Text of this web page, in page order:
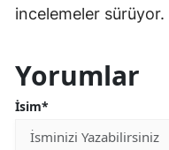
incelemeler sürüyor.
Yorumlar
İsim*